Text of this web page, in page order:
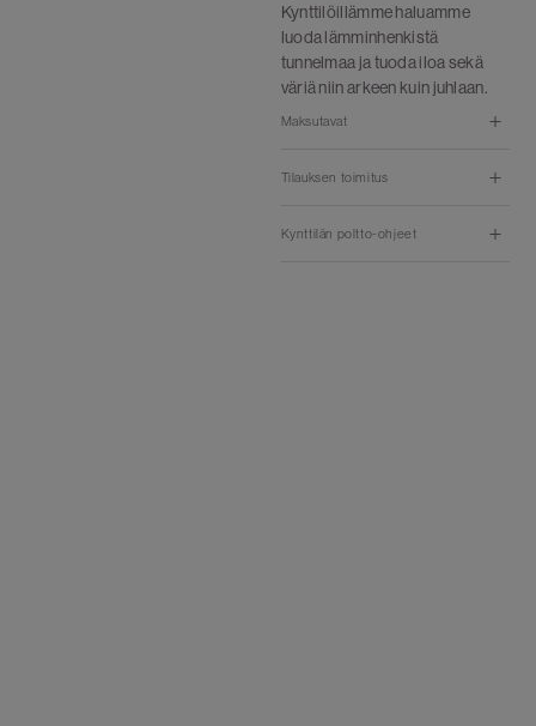
Kynttilöillämme haluamme
luoda lämminhenkistä
tunnelmaa ja tuoda iloa sekä
väriä niin arkeen kuin juhlaan.
Maksutavat
Tilauksen toimitus
Kynttilän poltto-ohjeet